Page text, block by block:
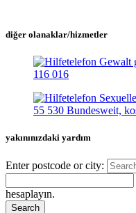
diğer olanaklar/hizmetler
yakınınızdaki yardım
Enter postcode or city:
hesaplayın.
Search